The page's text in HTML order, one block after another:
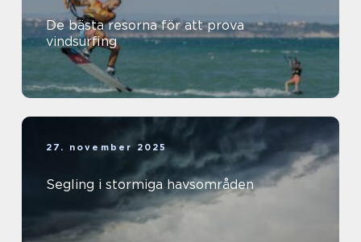
De bästa resorna för att prova
vindsurfing
27. november 2025
Segling i stormiga havsområden